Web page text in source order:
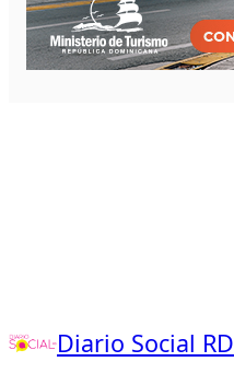
Diario Social RD